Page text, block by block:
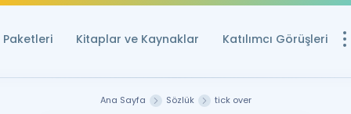
Paketleri Kitaplar ve Kaynaklar Katılımcı Görüşleri
Ana Sayfa Sözlük tick over